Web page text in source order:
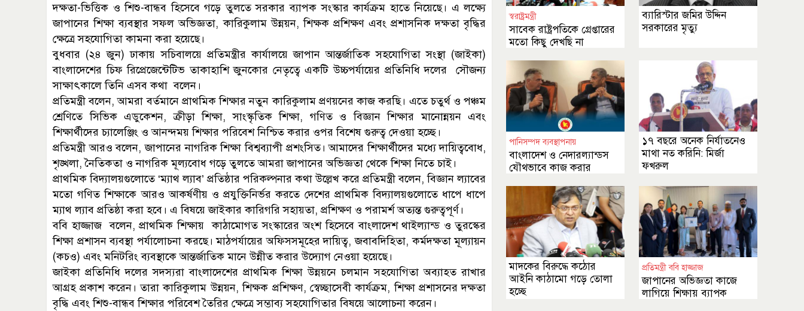
দক্ষতা-ভিত্তিক ও শিশু-বান্ধব হিসেবে গড়ে তুলতে সরকার ব্যাপক সংস্কার কার্যক্রম হাতে নিয়েছে। এ লক্ষ্যে
জাপানের শিক্ষা ব্যবস্থার সফল অভিজ্ঞতা, কারিকুলাম উন্নয়ন, শিক্ষক প্রশিক্ষণ এবং প্রশাসনিক দক্ষতা বৃদ্ধির
ক্ষেত্রে সহযোগিতা কামনা করা হয়েছে।
বুধবার (২৪ জুন) ঢাকায় সচিবালয়ে প্রতিমন্ত্রীর কার্যালয়ে জাপান আন্তর্জাতিক সহযোগিতা সংস্থা (জাইকা)
বাংলাদেশের চিফ রিপ্রেজেন্টেটিভ তাকাহাশি জুনকোর নেতৃত্বে একটি উচ্চপর্যায়ের প্রতিনিধি দলের সৌজন্য
সাক্ষাৎকালে তিনি এসব কথা বলেন।
প্রতিমন্ত্রী বলেন, আমরা বর্তমানে প্রাথমিক শিক্ষার নতুন কারিকুলাম প্রণয়নের কাজ করছি। এতে চতুর্থ ও পঞ্চম
শ্রেণিতে সিভিক এডুকেশন, ক্রীড়া শিক্ষা, সাংস্কৃতিক শিক্ষা, গণিত ও বিজ্ঞান শিক্ষার মানোন্নয়ন এবং
শিক্ষার্থীদের চ্যালেঞ্জিং ও আনন্দময় শিক্ষার পরিবেশ নিশ্চিত করার ওপর বিশেষ গুরুত্ব দেওয়া হচ্ছে।
প্রতিমন্ত্রী আরও বলেন, জাপানের নাগরিক শিক্ষা বিশ্বব্যাপী প্রশংসিত। আমাদের শিক্ষার্থীদের মধ্যে দায়িত্ববোধ,
শৃঙ্খলা, নৈতিকতা ও নাগরিক মূল্যবোধ গড়ে তুলতে আমরা জাপানের অভিজ্ঞতা থেকে শিক্ষা নিতে চাই।
প্রাথমিক বিদ্যালয়গুলোতে ‘ম্যাথ ল্যাব’ প্রতিষ্ঠার পরিকল্পনার কথা উল্লেখ করে প্রতিমন্ত্রী বলেন, বিজ্ঞান ল্যাবের
মতো গণিত শিক্ষাকে আরও আকর্ষণীয় ও প্রযুক্তিনির্ভর করতে দেশের প্রাথমিক বিদ্যালয়গুলোতে ধাপে ধাপে
ম্যাথ ল্যাব প্রতিষ্ঠা করা হবে। এ বিষয়ে জাইকার কারিগরি সহায়তা, প্রশিক্ষণ ও পরামর্শ অত্যন্ত গুরুত্বপূর্ণ।
ববি হাজ্জাজ বলেন, প্রাথমিক শিক্ষায় কাঠামোগত সংস্কারের অংশ হিসেবে বাংলাদেশ থাইল্যান্ড ও তুরস্কের
শিক্ষা প্রশাসন ব্যবস্থা পর্যালোচনা করছে। মাঠপর্যায়ের অফিসসমূহের দায়িত্ব, জবাবদিহিতা, কর্মদক্ষতা মূল্যায়ন
(কচও) এবং মনিটরিং ব্যবস্থাকে আন্তর্জাতিক মানে উন্নীত করার উদ্যোগ নেওয়া হয়েছে।
জাইকা প্রতিনিধি দলের সদস্যরা বাংলাদেশের প্রাথমিক শিক্ষা উন্নয়নে চলমান সহযোগিতা অব্যাহত রাখার
আগ্রহ প্রকাশ করেন। তারা কারিকুলাম উন্নয়ন, শিক্ষক প্রশিক্ষণ, স্বেচ্ছাসেবী কার্যক্রম, শিক্ষা প্রশাসনের দক্ষতা
বৃদ্ধি এবং শিশু-বান্ধব শিক্ষার পরিবেশ তৈরির ক্ষেত্রে সম্ভাব্য সহযোগিতার বিষয়ে আলোচনা করেন।
স্বরাষ্ট্রমন্ত্রী
সাবেক রাষ্ট্রপতিকে গ্রেপ্তারের
মতো কিছু দেখছি না
ব্যারিস্টার জমির উদ্দিন
সরকারের মৃত্যু
পানিসম্পদ ব্যবস্থাপনায়
বাংলাদেশ ও নেদারল্যান্ডস
যৌথভাবে কাজ করার
১৭ বছরে অনেক নির্যাতনেও
মাথা নত করিনি: মির্জা
ফখরুল
মাদকের বিরুদ্ধে কঠোর
আইনি কাঠামো গড়ে তোলা
হচ্ছে
প্রতিমন্ত্রী ববি হাজ্জাজ
জাপানের অভিজ্ঞতা কাজে
লাগিয়ে শিক্ষায় ব্যাপক